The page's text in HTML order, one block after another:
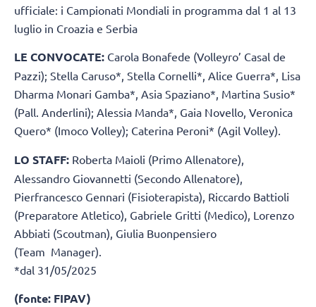
ufficiale: i Campionati Mondiali in programma dal 1 al 13
luglio in Croazia e Serbia
LE CONVOCATE: Carola Bonafede (Volleyro’ Casal de
Pazzi); Stella Caruso*, Stella Cornelli*, Alice Guerra*, Lisa
Dharma Monari Gamba*, Asia Spaziano*, Martina Susio*
(Pall. Anderlini); Alessia Manda*, Gaia Novello, Veronica
Quero* (Imoco Volley); Caterina Peroni* (Agil Volley).
LO STAFF: Roberta Maioli (Primo Allenatore),
Alessandro Giovannetti (Secondo Allenatore),
Pierfrancesco Gennari (Fisioterapista), Riccardo Battioli
(Preparatore Atletico), Gabriele Gritti (Medico), Lorenzo
Abbiati (Scoutman), Giulia Buonpensiero
(Team Manager).
*dal 31/05/2025
(fonte: FIPAV)